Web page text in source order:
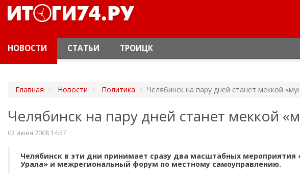
НОВОСТИ СТАТЬИ ТРОИЦК
Главная Новости Политика Челябинск на пару дней станет меккой
Челябинск на пару дней станет меккой
03 июня 2008 14:57
Челябинск в эти дни принимает сразу два масштабных
Урала» и межрегиональный форум по местному самоуправлению.